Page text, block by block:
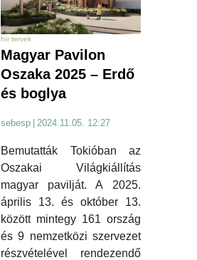
hír tervek
Magyar Pavilon
Oszaka 2025 – Erdő
és boglya
sebesp 2024.11.05. 12:27
Bemutatták Tokióban az
Oszakai Világkiállítás
magyar pavilját. A 2025.
április 13. és október 13.
között mintegy 161 ország
és 9 nemzetközi szervezet
részvételével rendezendő